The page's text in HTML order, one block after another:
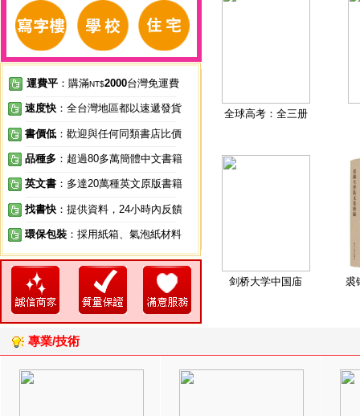
運費平 ：購滿NT$2000台灣免運費
速度快 ：全台灣地區都以速遞發貨
書價低 ：歡迎與任何同類書店比價
品種多 ：超過80多萬簡體中文書籍
英文書 ：多達20萬種英文原版書籍
找書快 ：提供資料，24小時內反饋
環保包裝 ：採用紙箱、氣泡紙材料
全球高考：全三册
剑桥大学中国庙 裘
專業/技術